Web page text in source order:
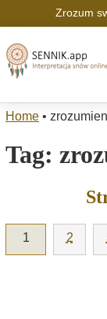
Zrozum
Home •
Tag:
1 2